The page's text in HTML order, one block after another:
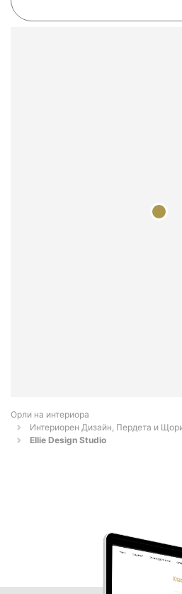
Орли на интериора
Интериорен Дизайн, Пердета и
Ellie Design Studio